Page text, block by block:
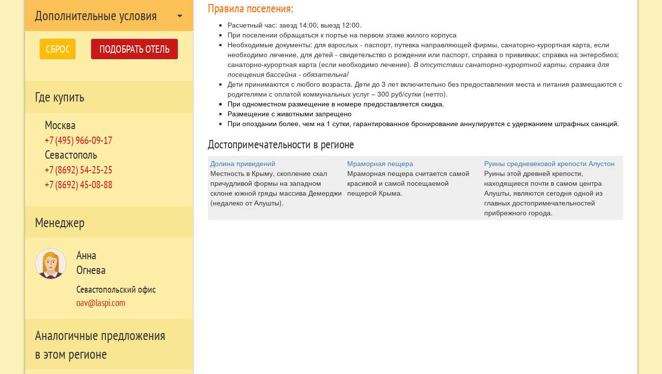
Дополнительные условия arrow_drop_down
СБРОС ПОДОБРАТЬ ОТЕЛЬ
Где купить
Москва
+7 (495) 966-09-17
Севастополь
+7 (8692) 54-25-25
+7 (8692) 45-08-88
Менеджер
Анна
Огнева
Севастопольский офис
oav@laspi.com
Аналогичные предложения
в этом регионе
Правила поселения:
Расчетный час: заезд 14:00; выезд 12:00.
При поселении обращаться к портье на первом этаже жилого корпуса
Необходимые документы: для взрослых - паспорт, путевка направляющей фирмы, санаторно-курортная карта, если
необходимо лечение, для детей - свидетельство о рождении или паспорт, справка о прививках; справка на энтеробиоз;
санаторно-курортная карта (если необходимо лечение). В отсутствии санаторно-курортной карты, справка для
посещения бассейна - обязательна!
Дети принимаются с любого возраста. Дети до 3 лет включительно без предоставления места и питания размещаются с
родителями с оплатой коммунальных услуг – 300 руб/сутки (нетто).
При одноместном размещение в номере предоставляется скидка.
Размещение с животными запрещено
При опоздании более, чем на 1 сутки, гарантированное бронирование аннулируется с удержанием штрафных санкций.
Достопримечательности в регионе
Долина привидений
Местность в Крыму, скопление скал
причудливой формы на западном
склоне южной гряды массива Демерджи
(недалеко от Алушты).
Мраморная пещера
Мраморная пещера считается самой
красивой и самой посещаемой
пещерой Крыма.
Руины средневековой крепости Алустон
Руины этой древней крепости,
находящиеся почти в самом центра
Алушты, являются сегодня одной из
главных достопримечательностей
прибрежного города.